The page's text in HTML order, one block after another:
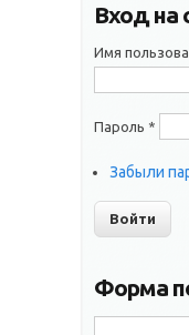
Вход на
Имя
Пароль *
Забыли
Форма